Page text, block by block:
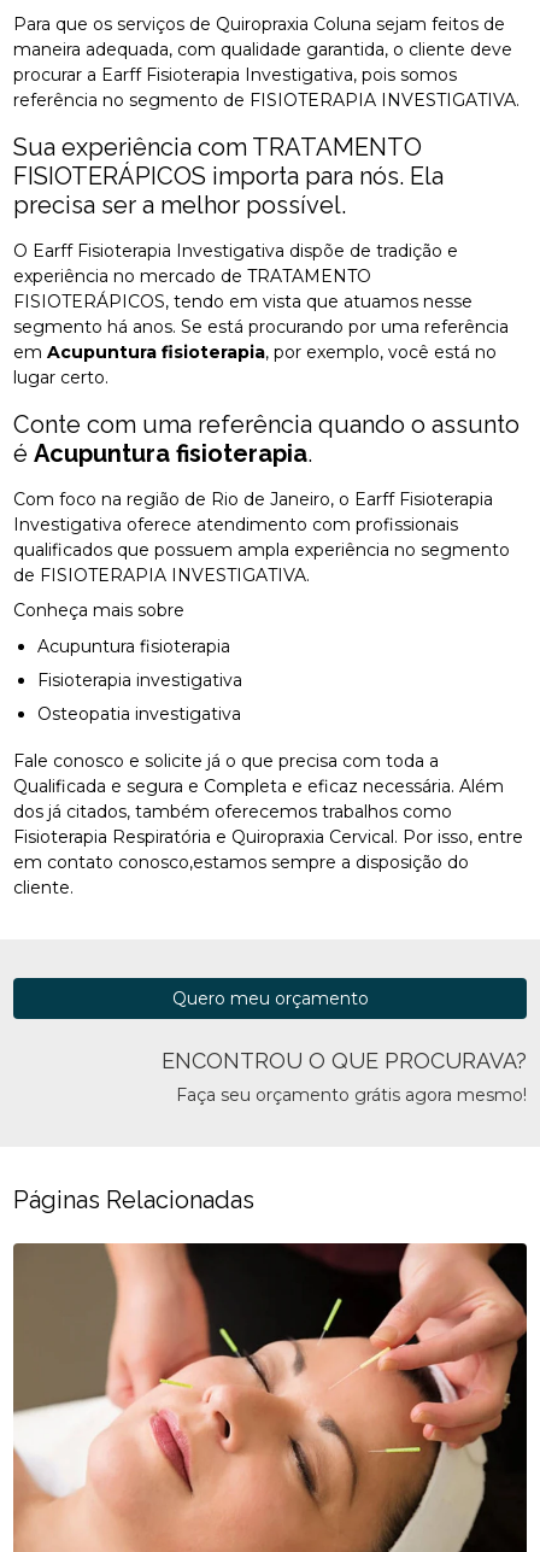
Para que os serviços de Quiropraxia Coluna sejam feitos de
maneira adequada, com qualidade garantida, o cliente deve
procurar a Earff Fisioterapia Investigativa, pois somos
referência no segmento de FISIOTERAPIA INVESTIGATIVA.
Sua experiência com TRATAMENTO
FISIOTERÁPICOS importa para nós. Ela
precisa ser a melhor possível.
O Earff Fisioterapia Investigativa dispõe de tradição e
experiência no mercado de TRATAMENTO
FISIOTERÁPICOS, tendo em vista que atuamos nesse
segmento há anos. Se está procurando por uma referência
emAcupuntura fisioterapia, por exemplo, você está no
lugar certo.
Conte com uma referência quando o assunto
éAcupuntura fisioterapia.
Com foco na região de Rio de Janeiro, o Earff Fisioterapia
Investigativa oferece atendimento com profissionais
qualificados que possuem ampla experiência no segmento
de FISIOTERAPIA INVESTIGATIVA.
Conheça mais sobre
Acupuntura fisioterapia
Fisioterapia investigativa
Osteopatia investigativa
Fale conosco e solicite já o que precisa com toda a
Qualificada e segura e Completa e eficaz necessária. Além
dos já citados, também oferecemos trabalhos como
Fisioterapia Respiratória e Quiropraxia Cervical. Por isso, entre
em contato conosco,estamos sempre a disposição do
cliente.
ENCONTROU O QUE PROCURAVA?
Faça seu orçamento grátis agora mesmo!
Quero meu orçamento
Páginas Relacionadas